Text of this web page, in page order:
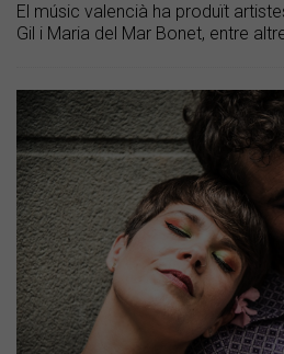
El músic valencià ha produït
Gil i Maria del Mar Bonet, entre